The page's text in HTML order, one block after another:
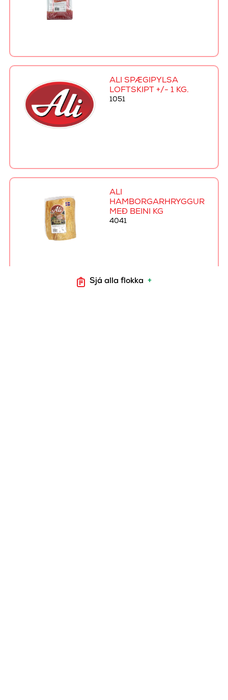
Sjá alla flokka +
ALI SPÆGIPYLSA
LOFTSKIPT +/- 1 KG.
1051
ALI
HAMBORGARHRYGGUR
MEÐ BEINI KG
4041